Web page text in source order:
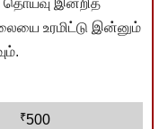
தொய்வு இன்றித்
உரமிட்டு இன்னும்
₹500